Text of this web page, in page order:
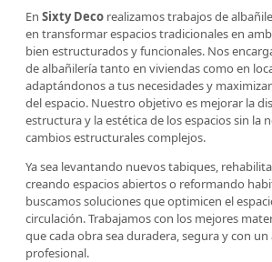
En Sixty Deco realizamos trabajos de
en transformar espacios tradicionales en
bien estructurados y funcionales. Nos
de albañilería tanto en viviendas como en
adaptándonos a tus necesidades y
del espacio. Nuestro objetivo es mejorar la
estructura y la estética de los espacios sin la
cambios estructurales complejos.
Ya sea levantando nuevos tabiques,
creando espacios abiertos o reformando
buscamos soluciones que optimicen el
circulación. Trabajamos con los mejores
que cada obra sea duradera, segura y con un
profesional.